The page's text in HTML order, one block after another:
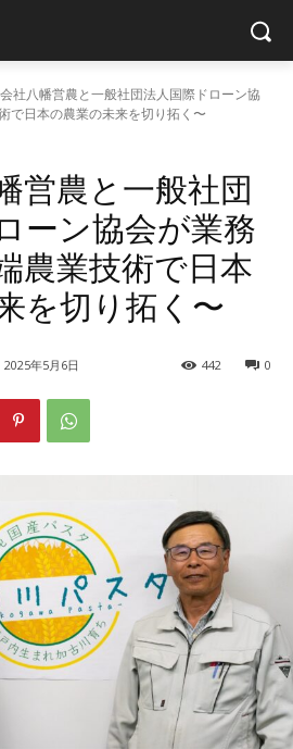
社八幡営農と一般社団法人国際ドローン協
で日本の農業の未来を切り拓く〜
営農と一般社団
ーン協会が業務
農業技術で日本
を切り拓く〜
2025年5月6日 0
442